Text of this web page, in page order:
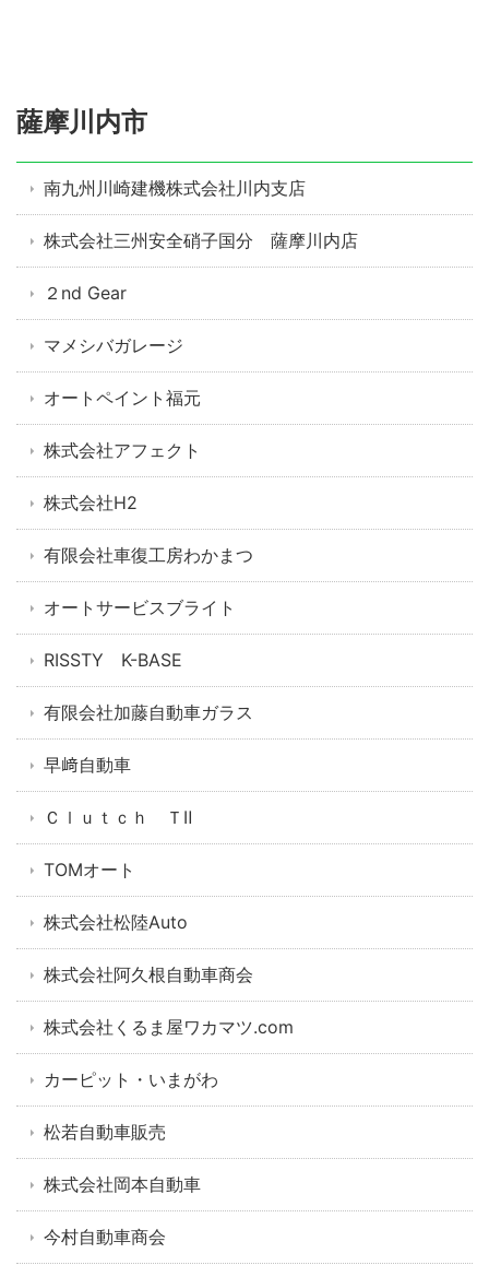
薩摩川内市
南九州川崎建機株式会社川内支店
株式会社三州安全硝子国分 薩摩川内店
２nd Gear
マメシバガレージ
オートペイント福元
株式会社アフェクト
株式会社H2
有限会社車復工房わかまつ
オートサービスブライト
RISSTY K-BASE
有限会社加藤自動車ガラス
早﨑自動車
Ｃｌｕｔｃｈ ＴⅡ
TOMオート
株式会社松陸Auto
株式会社阿久根自動車商会
株式会社くるま屋ワカマツ.com
カーピット・いまがわ
松若自動車販売
株式会社岡本自動車
今村自動車商会